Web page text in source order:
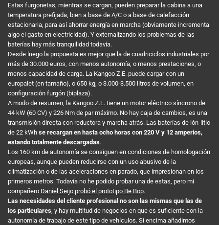
Estas furgonetas, mientras se cargan, pueden preparar la cabina a una
temperatura prefijada, bien a base de A/C o a base de calefacción
estacionaria, para así ahorrar energía en marcha (obviamente incrementa
algo el gasto en electricidad). Y externalizando los problemas de las
baterías hay más tranquilidad todavía.
Desde luego la propuesta es mejor que la de cuadriciclos industriales por
más de 30.000 euros, con menos autonomía, o menos prestaciones, o
menos capacidad de carga. La Kangoo Z.E. puede cargar con un
europalet (en tamaño), o 650 kg, o 3.000-3.500 litros de volumen, en
configuración furgón (biplaza).
A modo de resumen, la Kangoo Z.E. tiene un motor eléctrico síncrono de
44 kW (60 CV) y 226 Nm de par máximo. No hay caja de cambios, es una
transmisión directa con reductora y marcha atrás. Las baterías de ión-litio
de 22 kWh se recargan en hasta ocho horas con 220 V y 12 amperios,
estando totalmente descargadas.
Los 160 km de autonomía se consiguen en condiciones de homologación
europeas, aunque pueden reducirse con un uso abusivo de la
climatización o de las aceleraciones en parado, que impresionan en los
primeros metros. Todavía no he podido probar una de estas, pero mi
compañero Daniel Seijo probó el prototipo Be Bop.
Las necesidades del cliente profesional no son las mismas que las de
los particulares, y hay multitud de negocios en que es suficiente con la
autonomía de trabajo de este tipo de vehículos. Si encima añadimos